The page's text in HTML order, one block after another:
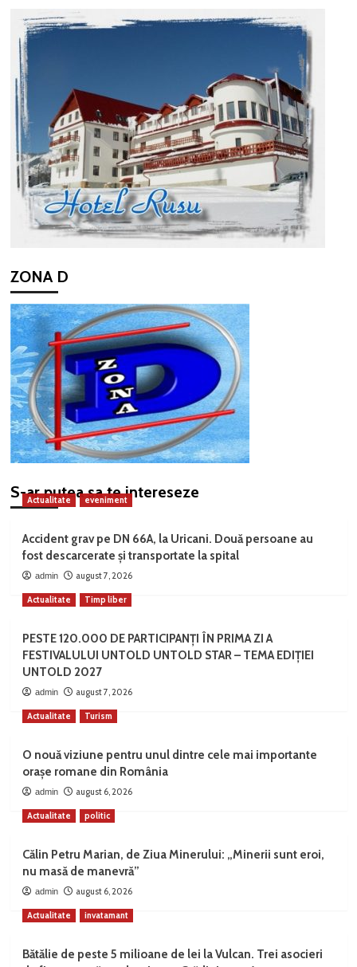
ZONA D
S-ar putea sa te intereseze
Actualitate eveniment
Accident grav pe DN 66A, la Uricani. Două persoane au
fost descarcerate și transportate la spital
admin august 7, 2026
Actualitate Timp liber
PESTE 120.000 DE PARTICIPANȚI ÎN PRIMA ZI A
FESTIVALULUI UNTOLD UNTOLD STAR – TEMA EDIȚIEI
UNTOLD 2027
admin august 7, 2026
Actualitate Turism
O nouă viziune pentru unul dintre cele mai importante
orașe romane din România
admin august 6, 2026
Actualitate politic
Călin Petru Marian, de Ziua Minerului: „Minerii sunt eroi,
nu masă de manevră”
admin august 6, 2026
Actualitate invatamant
Bătălie de peste 5 milioane de lei la Vulcan. Trei asocieri